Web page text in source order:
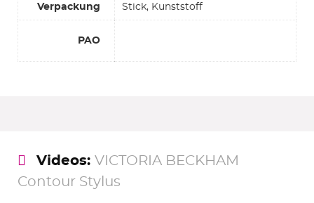
Verpackung Stick, Kunststoff
PAO
Videos: VICTORIA BECKHAM
Contour Stylus